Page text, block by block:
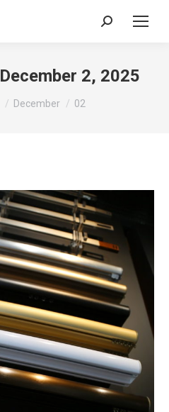
Search:
December 2, 2025
December 02